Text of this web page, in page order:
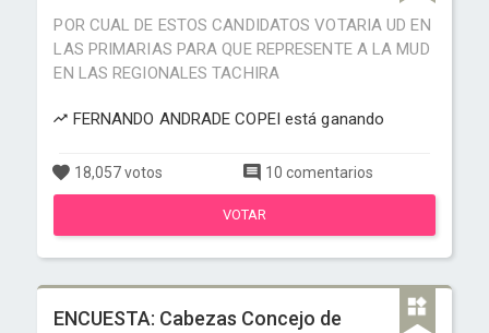
POR CUAL DE ESTOS CANDIDATOS VOTARIA UD EN
LAS PRIMARIAS PARA QUE REPRESENTE A LA MUD
EN LAS REGIONALES TACHIRA
FERNANDO ANDRADE COPEI está ganando
18,057 votos 10 comentarios
VOTAR
ENCUESTA: Cabezas Concejo de